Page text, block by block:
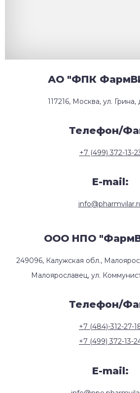
АО "ФПК
117216, Москва, ул. Грина,
Телефон/
+7 (499) 372-13-
E-mail:
ООО НПО
249096, Калужская обл.,
Малоярославец, ул.
Телефон/
+7 (484)-312-27-
+7 (499) 372-13-
E-mail: